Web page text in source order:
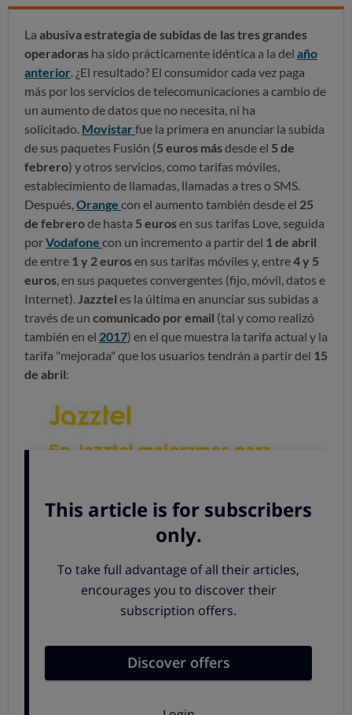
La abusiva estrategia de subidas de las tres grandes
operadoras ha sido prácticamente idéntica a la del año
anterior . ¿El resultado? El consumidor cada vez paga
más por los servicios de telecomunicaciones a cambio de
un aumento de datos que no necesita, ni ha
solicitado. Movistar fue la primera en anunciar la subida
de sus paquetes Fusión (5 euros másdesde el 5 de
febrero) y otros servicios, como tarifas móviles,
establecimiento de llamadas, llamadas a tres o SMS.
Después, Orange con el aumento también desde el 25
de febrerode hasta 5 eurosen sus tarifas Love, seguida
porVodafone con un incremento a partir del 1 de abril
de entre 1 y 2 eurosen sus tarifas móviles y, entre4 y 5
euros , en sus paquetes convergentes (fijo, móvil, datos e
Internet). Jazztel es la última en anunciar sus subidas a
través de un comunicado por email (tal y como realizó
también en el 2017) en el que muestra la tarifa actual y la
tarifa "mejorada" que los usuarios tendrán a partir del 15
de abril: